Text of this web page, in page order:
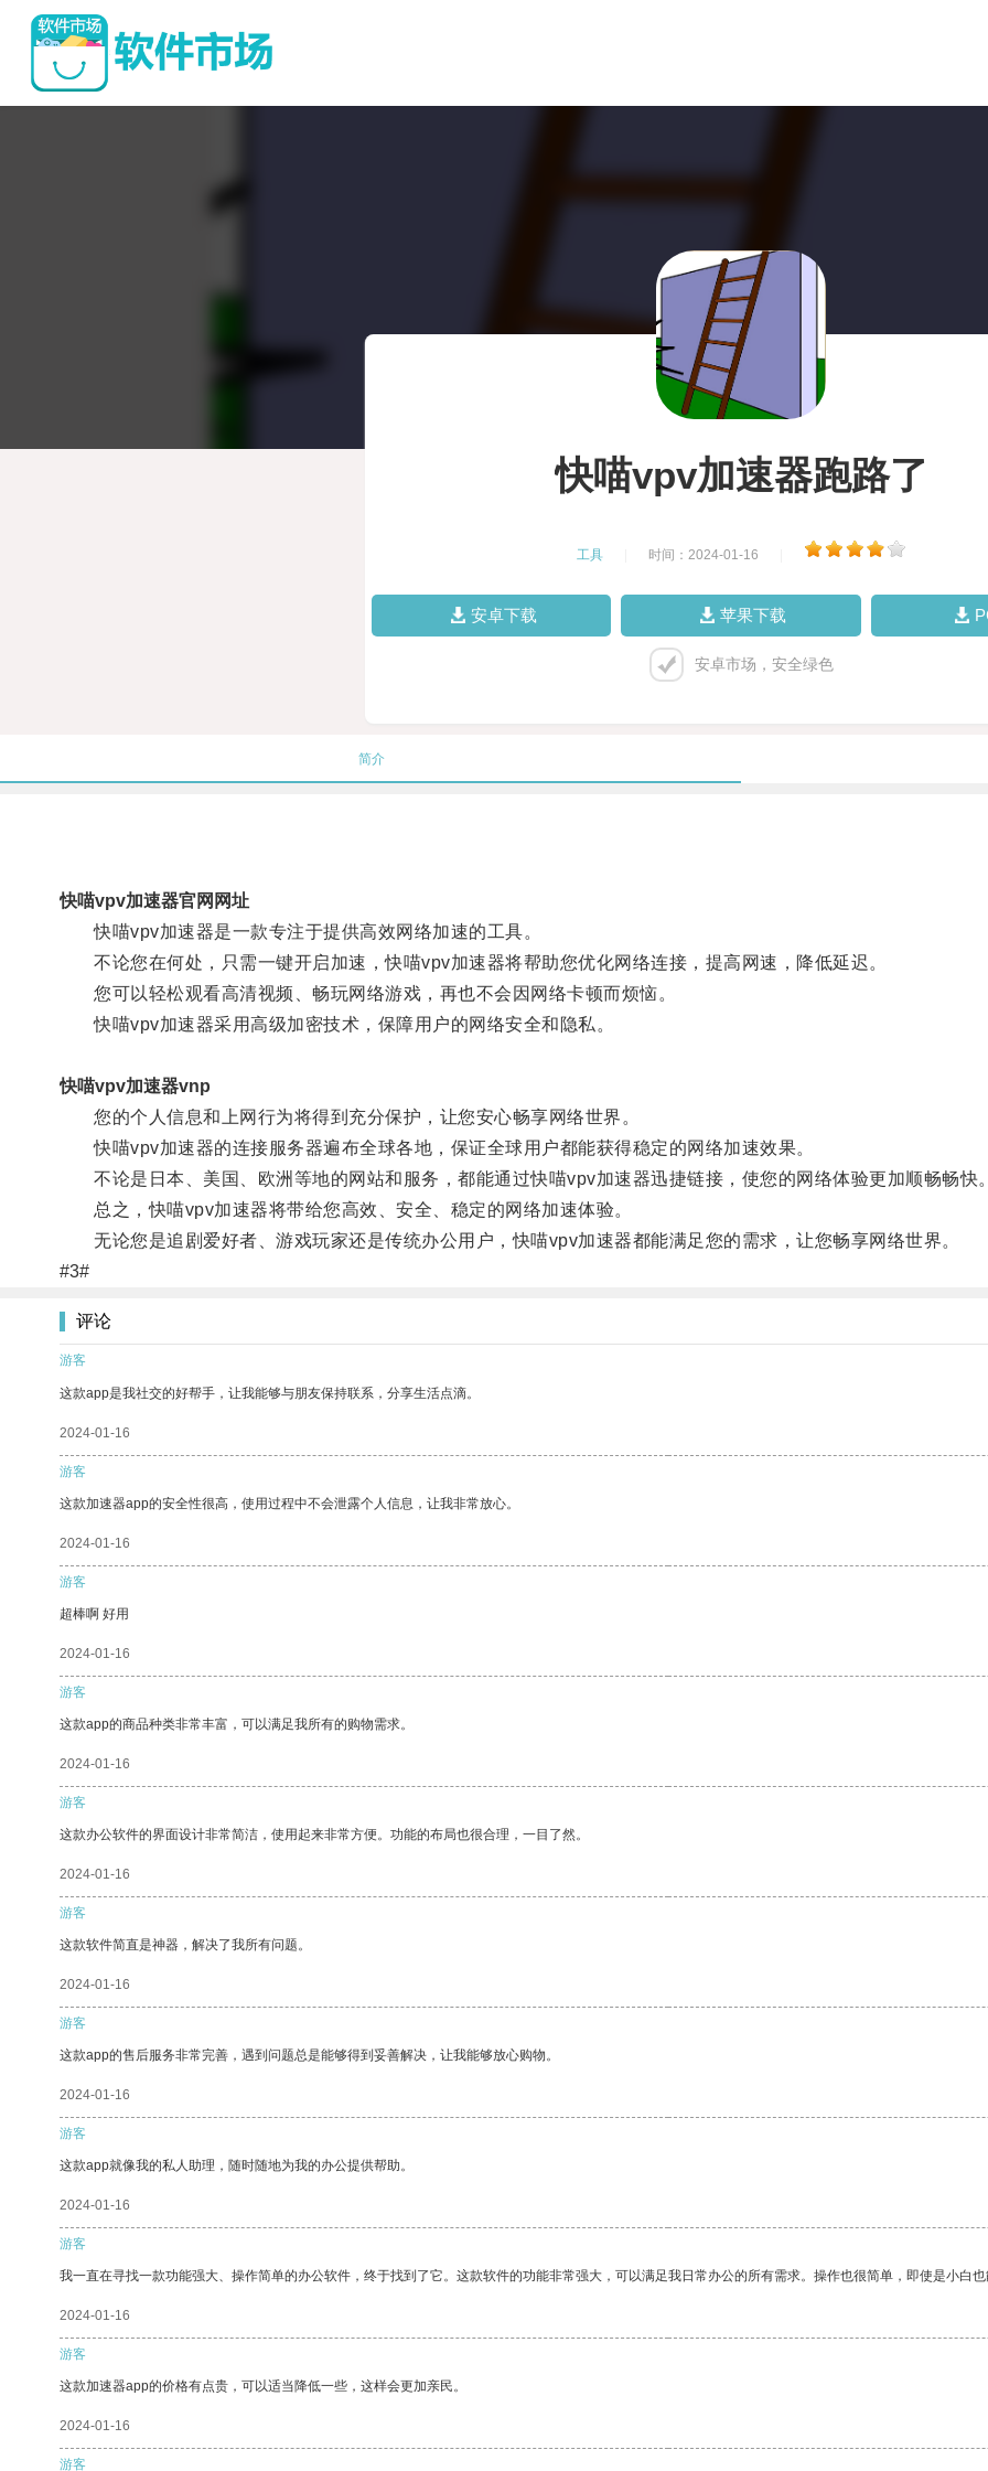
快喵vpv加速器跑路了
工具 时间：2024-01-16
安卓下载 苹果下载
安卓市场，安全绿色
简介
快喵vpv加速器官网网址
快喵vpv加速器是一款专注于提供高效网络加速的工具。
不论您在何处，只需一键开启加速，快喵vpv加速器将帮助您优化网络连接，提高网速，降低延迟。
您可以轻松观看高清视频、畅玩网络游戏，再也不会因网络卡顿而烦恼。
快喵vpv加速器采用高级加密技术，保障用户的网络安全和隐私。
快喵vpv加速器vnp
您的个人信息和上网行为将得到充分保护，让您安心畅享网络世界。
快喵vpv加速器的连接服务器遍布全球各地，保证全球用户都能获得稳定的网络加速效果。
不论是日本、美国、欧洲等地的网站和服务，都能通过快喵vpv加速器迅捷链接，使您的网络体验更加顺畅畅快。
总之，快喵vpv加速器将带给您高效、安全、稳定的网络加速体验。
无论您是追剧爱好者、游戏玩家还是传统办公用户，快喵vpv加速器都能满足您的需求，让您畅享网络世界。
#3#
评论
游客
这款app是我社交的好帮手，让我能够与朋友保持联系，分享生活点滴。
2024-01-16
游客
这款加速器app的安全性很高，使用过程中不会泄露个人信息，让我非常放心。
2024-01-16
游客
超棒啊 好用
2024-01-16
游客
这款app的商品种类非常丰富，可以满足我所有的购物需求。
2024-01-16
游客
这款办公软件的界面设计非常简洁，使用起来非常方便。功能的布局也很合理，一目了然。
2024-01-16
游客
这款软件简直是神器，解决了我所有问题。
2024-01-16
游客
这款app的售后服务非常完善，遇到问题总是能够得到妥善解决，让我能够放心购物。
2024-01-16
游客
这款app就像我的私人助理，随时随地为我的办公提供帮助。
2024-01-16
游客
我一直在寻找一款功能强大、操作简单的办公软件，终于找到了它。这款软件的功能非常强大，可以满足我日常办公的所有需求。操作也很简单，即使是小白也
2024-01-16
游客
这款加速器app的价格有点贵，可以适当降低一些，这样会更加亲民。
2024-01-16
游客